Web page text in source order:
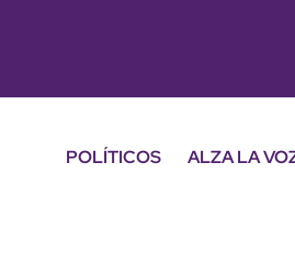
POLÍTICOS ALZA LA